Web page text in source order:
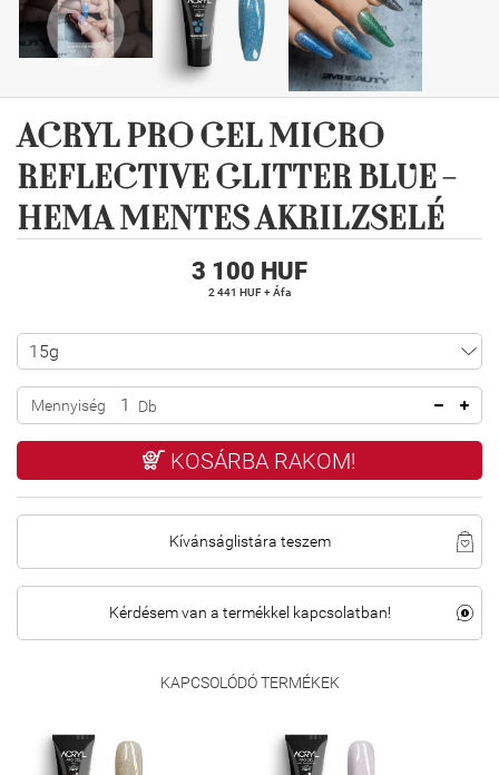
ACRYL PRO GEL MICRO
REFLECTIVE GLITTER BLUE -
HEMA MENTES AKRILZSELÉ
3 100 HUF
2 441 HUF + Áfa
Mennyiség Db
KOSÁRBA RAKOM!
Kívánságlistára teszem
Kérdésem van a termékkel kapcsolatban!
KAPCSOLÓDÓ TERMÉKEK